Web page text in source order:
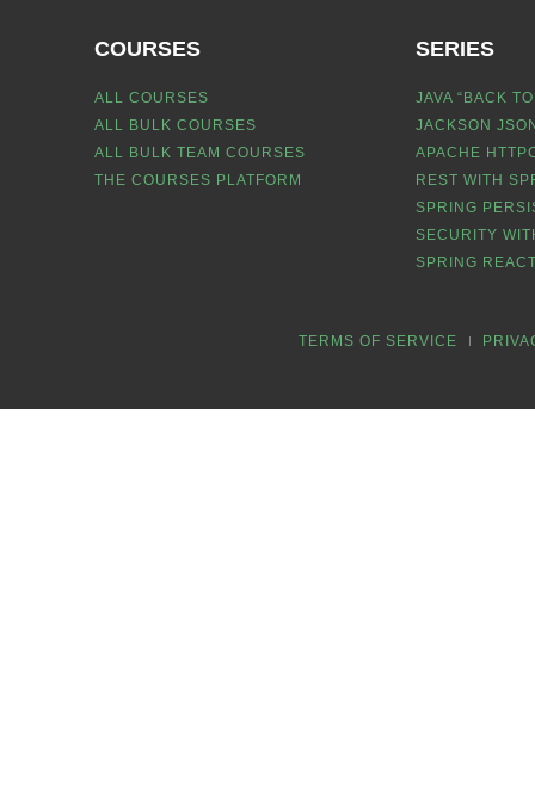
COURSES
ALL COURSES
ALL BULK COURSES
ALL BULK TEAM COURSES
THE COURSES PLATFORM
SERIES
JAVA “BACK
JACKSON
APACHE
REST WITH
SPRING
SECURITY
SPRING
TERMS OF SERVICE